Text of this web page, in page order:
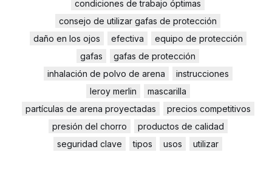
condiciones de trabajo óptimas
consejo de utilizar gafas de protección
daño en los ojos
efectiva
equipo de protección
gafas
gafas de protección
inhalación de polvo de arena
instrucciones
leroy merlin
mascarilla
partículas de arena proyectadas
precios competitivos
presión del chorro
productos de calidad
seguridad clave
tipos usos utilizar